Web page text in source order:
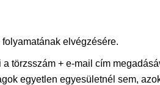
elvégzésére.
törzsszám + e-mail cím
egyetlen egyesületnél sem,